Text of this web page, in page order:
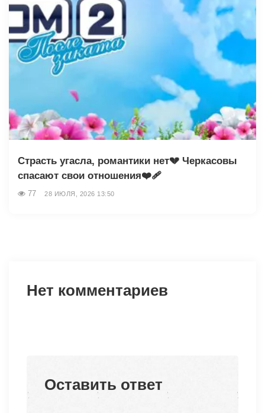
Страсть угасла, романтики нет💔 Черкасовы
спасают свои отношения❤️‍🩹
77 28 ИЮЛЯ, 2026 13:50
Нет комментариев
Оставить ответ